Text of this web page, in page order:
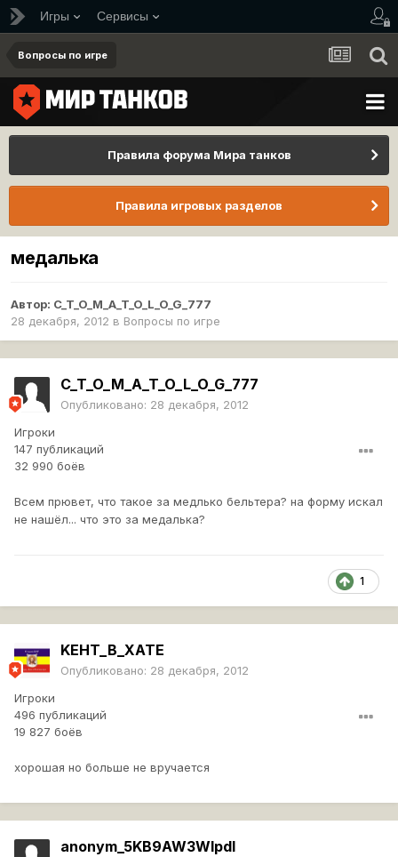
Игры Сервисы
Вопросы по игре
Правила форума Мира танков
Правила игровых разделов
медалька
Автор: C_T_O_M_A_T_O_L_O_G_777
28 декабря, 2012 в Вопросы по игре
C_T_O_M_A_T_O_L_O_G_777
Опубликовано: 28 декабря, 2012
Игроки
147 публикаций
32 990 боёв
Всем прювет, что такое за медлько бельтера? на форму искал
не нашёл... что это за медалька?
1
KEHT_B_XATE
Опубликовано: 28 декабря, 2012
Игроки
496 публикаций
19 827 боёв
хорошая но больше не вручается
anonym_5KB9AW3WIpdI